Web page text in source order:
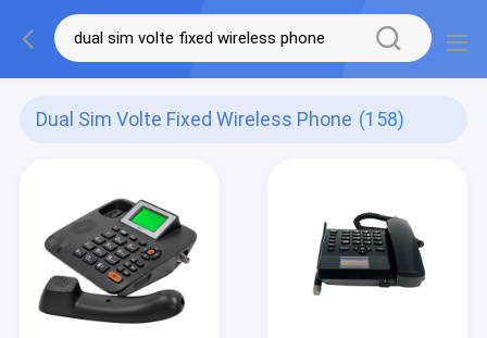
Dual Sim Volte Fixed Wireless Phone (158)